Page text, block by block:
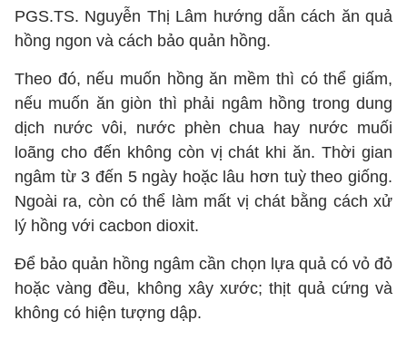
PGS.TS. Nguyễn Thị Lâm hướng dẫn cách ăn quả
hồng ngon và cách bảo quản hồng.
Theo đó, nếu muốn hồng ăn mềm thì có thể giấm,
nếu muốn ăn giòn thì phải ngâm hồng trong dung
dịch nước vôi, nước phèn chua hay nước muối
loãng cho đến không còn vị chát khi ăn. Thời gian
ngâm từ 3 đến 5 ngày hoặc lâu hơn tuỳ theo giống.
Ngoài ra, còn có thể làm mất vị chát bằng cách xử
lý hồng với cacbon dioxit.
Để bảo quản hồng ngâm cần chọn lựa quả có vỏ đỏ
hoặc vàng đều, không xây xước; thịt quả cứng và
không có hiện tượng dập.